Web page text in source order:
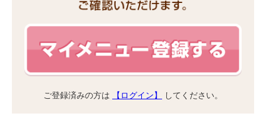
ご登録済みの方は 【ログイン】 してください。